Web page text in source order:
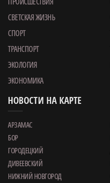
СВЕТСКАЯ ЖИЗНЬ
СПОРТ
ТРАНСПОРТ
ЭКОЛОГИЯ
ЭКОНОМИКА
НОВОСТИ НА КАРТЕ
АРЗАМАС
БОР
ГОРОДЕЦКИЙ
ДИВЕЕВСКИЙ
НИЖНИЙ НОВГОРОД